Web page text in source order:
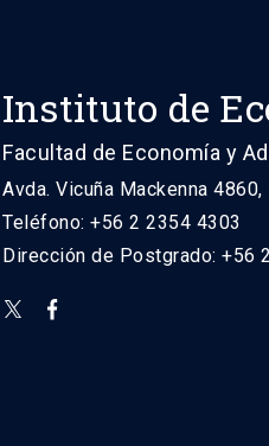
Instituto de
Facultad de Economía y
Avda. Vicuña Mackenna
Teléfono: +56 2 2354 4303
Dirección de Postgrado: +56